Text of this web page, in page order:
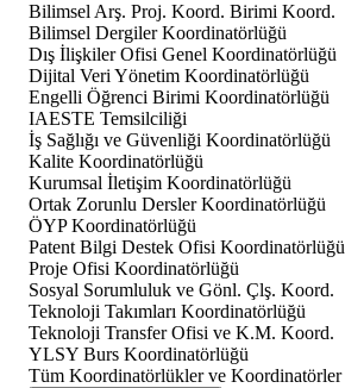
Bilimsel Arş. Proj. Koord. Birimi Koord.
Bilimsel Dergiler Koordinatörlüğü
Dış İlişkiler Ofisi Genel Koordinatörlüğü
Dijital Veri Yönetim Koordinatörlüğü
Engelli Öğrenci Birimi Koordinatörlüğü
IAESTE Temsilciliği
İş Sağlığı ve Güvenliği Koordinatörlüğü
Kalite Koordinatörlüğü
Kurumsal İletişim Koordinatörlüğü
Ortak Zorunlu Dersler Koordinatörlüğü
ÖYP Koordinatörlüğü
Patent Bilgi Destek Ofisi Koordinatörlüğü
Proje Ofisi Koordinatörlüğü
Sosyal Sorumluluk ve Gönl. Çlş. Koord.
Teknoloji Takımları Koordinatörlüğü
Teknoloji Transfer Ofisi ve K.M. Koord.
YLSY Burs Koordinatörlüğü
Tüm Koordinatörlükler ve Koordinatörler